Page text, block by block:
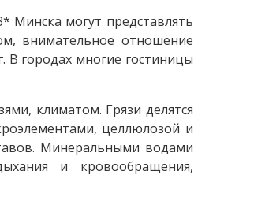
Минска могут представлять
внимательное отношение
В городах многие гостиницы
климатом. Грязи делятся
целлюлозой и
Минеральными водами
и кровообращения,